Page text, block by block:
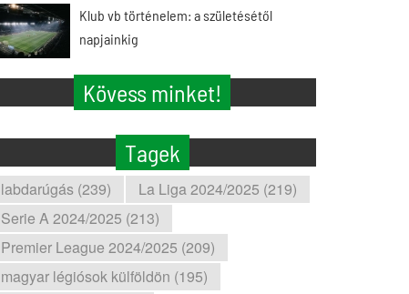
Klub vb történelem: a születésétől
napjainkig
Kövess minket!
Tagek
labdarúgás (239)
La Liga 2024/2025 (219)
Serie A 2024/2025 (213)
Premier League 2024/2025 (209)
magyar légiósok külföldön (195)